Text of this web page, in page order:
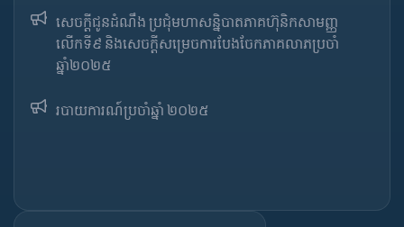
សេចក្តីជូនដំណឹង ប្រជុំមហាសន្និបាតភាគហ៊ុនិកសាមញ្ញ
លើកទី៩ និងសេចក្តីសម្រេចការបែងចែកភាគលាភប្រចាំ
ឆ្នាំ២០២៥​
របាយការណ៍​​ប្រចាំ​ឆ្នាំ ២០២៥